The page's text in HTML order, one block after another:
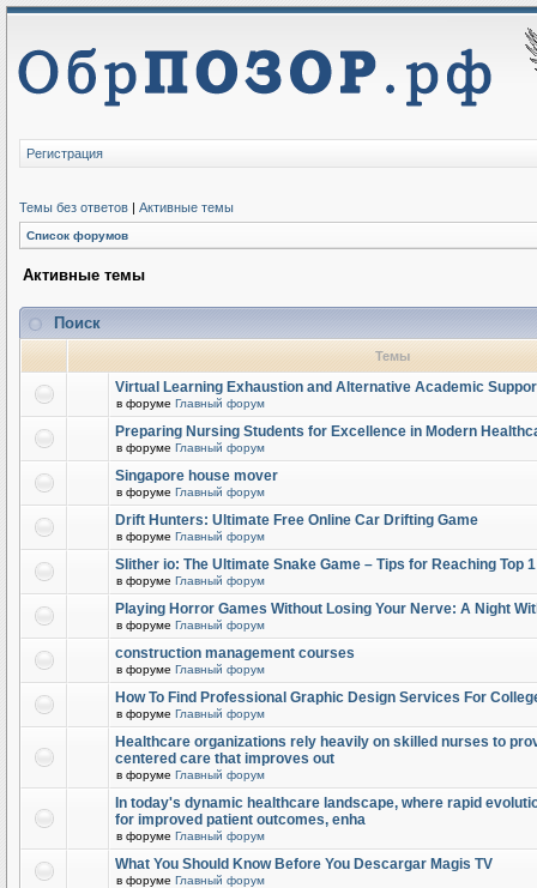
Регистрация
Темы без ответов | Активные темы
Список форумов
Активные темы
Поиск
Темы
Virtual Learning Exhaustion and Alternative Academic
в форуме Главный форум
Preparing Nursing Students for Excellence in Modern
в форуме Главный форум
Singapore house mover
в форуме Главный форум
Drift Hunters: Ultimate Free Online Car Drifting Game
в форуме Главный форум
Slither io: The Ultimate Snake Game – Tips for Reaching Top
в форуме Главный форум
Playing Horror Games Without Losing Your Nerve: A Night
в форуме Главный форум
construction management courses
в форуме Главный форум
How To Find Professional Graphic Design Services For
в форуме Главный форум
Healthcare organizations rely heavily on skilled nurses to
centered care that improves out
в форуме Главный форум
In today's dynamic healthcare landscape, where rapid
for improved patient outcomes, enha
в форуме Главный форум
What You Should Know Before You Descargar Magis TV
в форуме Главный форум